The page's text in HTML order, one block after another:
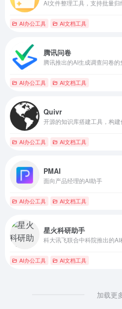
AI文件整理工具，支持批量归
AI办公工具 AI文档工具
腾讯问卷
腾讯推出的AI生成调查问卷的
AI办公工具 AI文档工具
Quivr
开源的知识库搭建工具，构
AI办公工具 AI文档工具
PMAI
面向产品经理的AI助手
AI办公工具 AI文档工具
星火科研助手
科大讯飞联合中科院推出的
AI办公工具 AI文档工具
加载更